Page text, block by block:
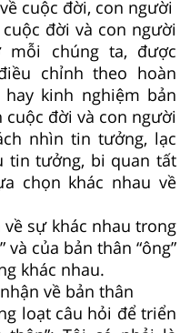
cuộc đời, con người
đời và con người
chúng ta, được
chỉnh theo hoàn
kinh nghiệm bản
đời và con người
nhìn tin tưởng, lạc
tin tưởng, bi quan tất
chọn khác nhau về
về sự khác nhau trong
và của bản thân “ông”
khác nhau.
về bản thân
loạt câu hỏi để triển